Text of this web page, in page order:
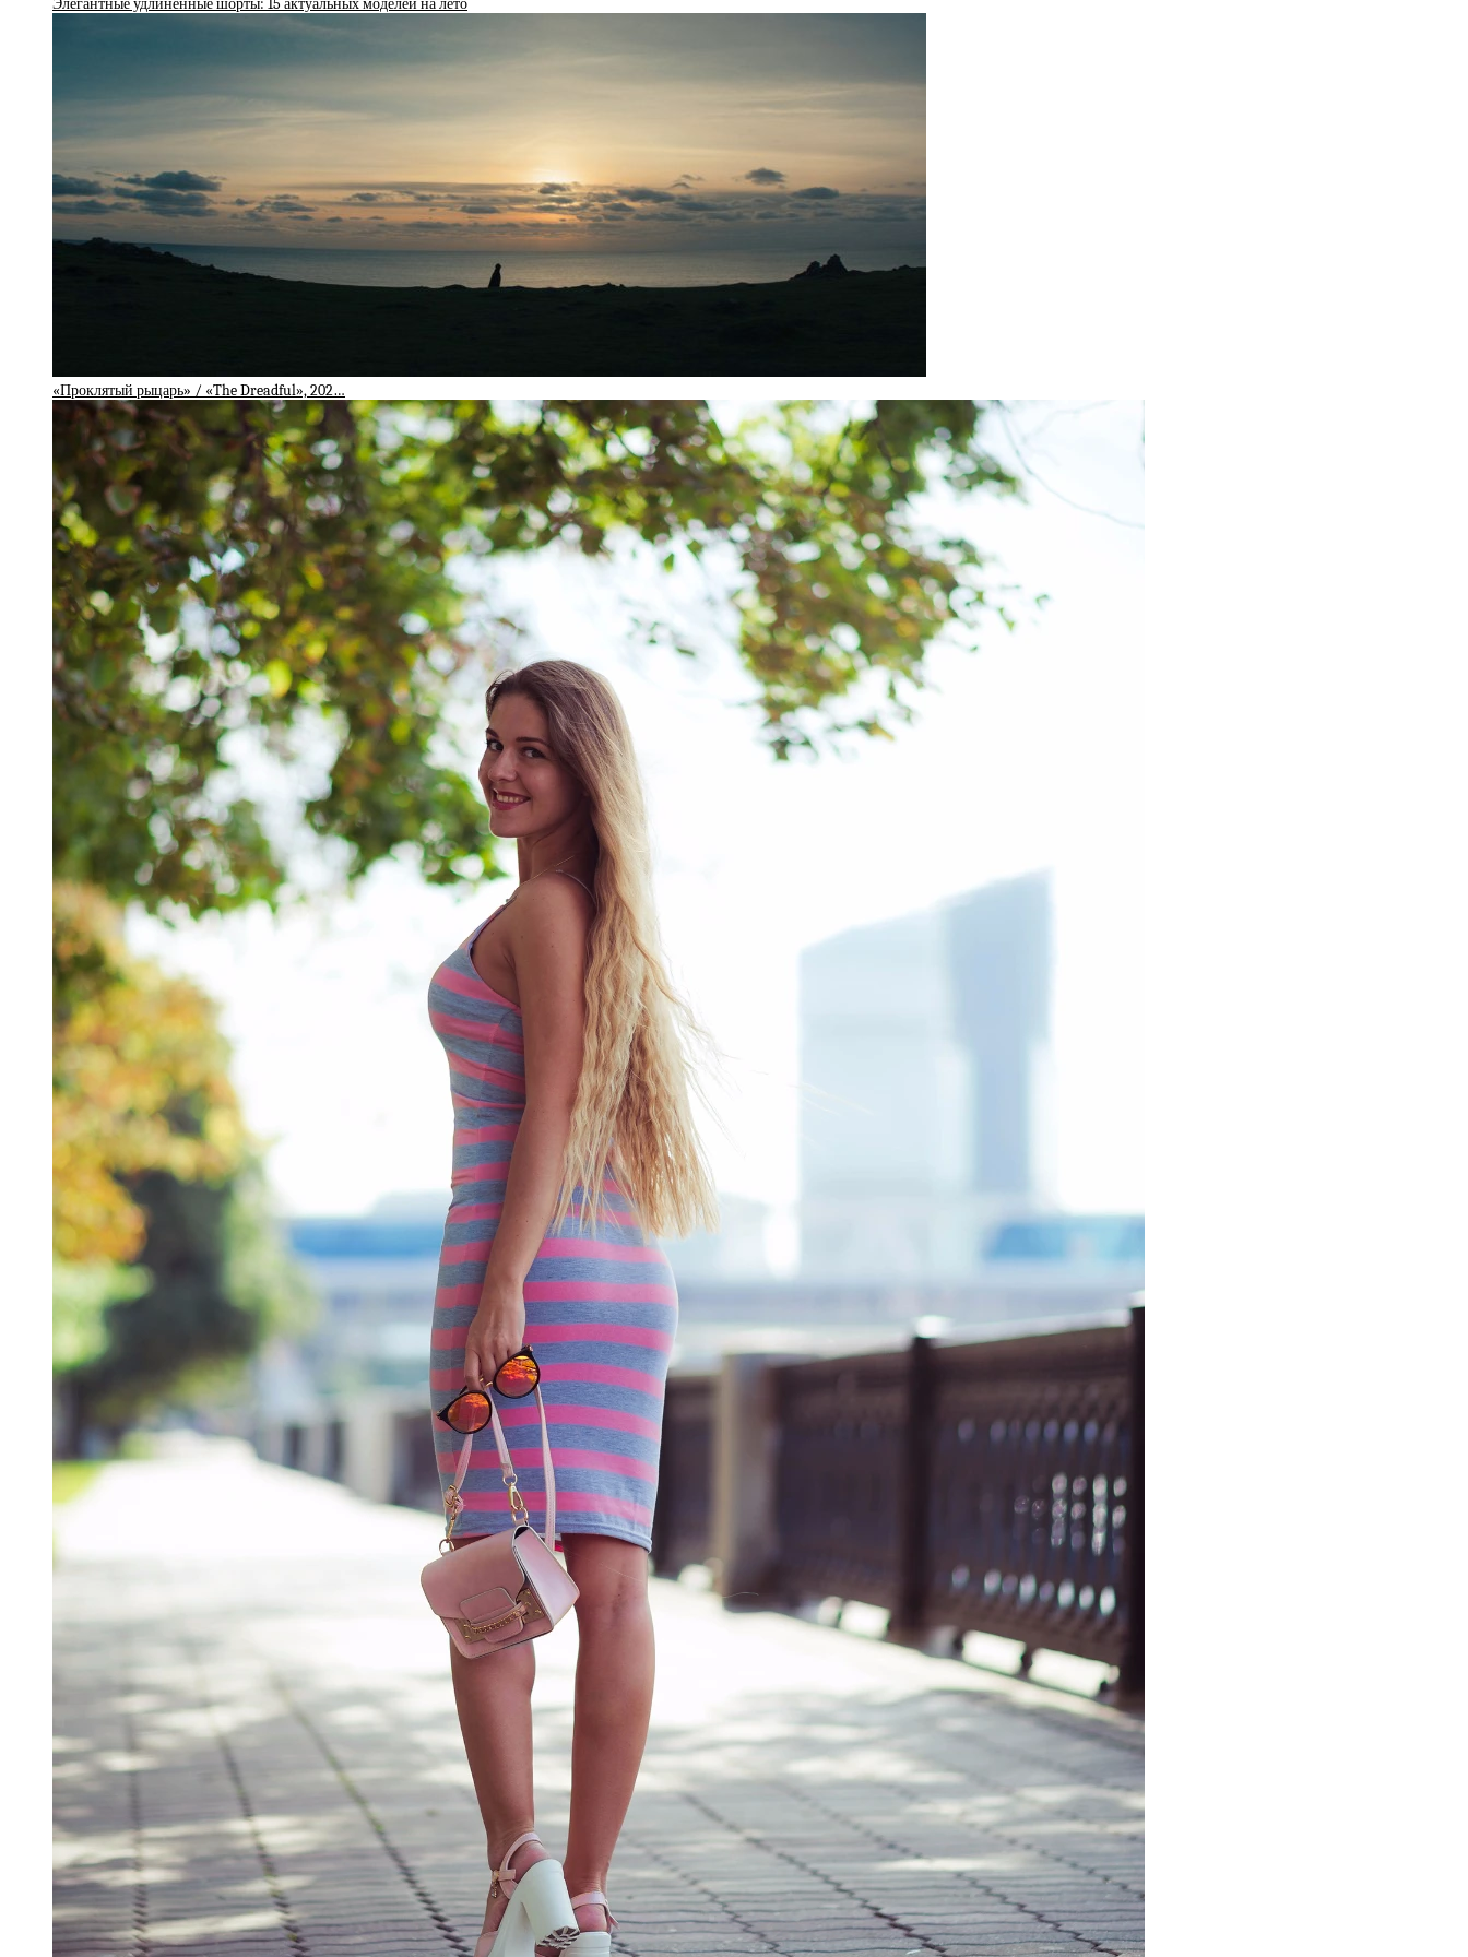
Элегантные удлиненные шорты: 15 актуальных моделей на лето
«Проклятый рыцарь» / «The Dreadful», 202…